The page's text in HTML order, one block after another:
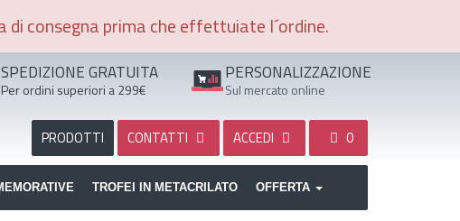
consegna prima che effettuiate l´ordine.
SPEDIZIONE GRATUITA
Per ordini superiori a 299€
PERSONALIZZAZIONE
Sul mercato online
PRODOTTI CONTATTI ACCEDI 0
TROFEI IN METACRILATO OFFERTA